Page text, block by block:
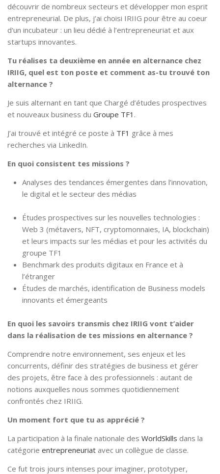
découvrir de nombreux secteurs et développer mon esprit
entrepreneurial. De plus, j’ai choisi IRIIG pour être au coeur
d'un incubateur : un lieu dédié à l’entrepreneuriat et aux
startups innovantes.
Tu réalises ta deuxième en année en alternance chez
IRIIG, quel est ton poste et comment as-tu trouvé ton
alternance ?
Je suis alternant en tant que Chargé d’études prospectives
et nouveaux business du Groupe TF1 .
J’ai trouvé et intégré ce poste à TF1 grâce à mes
recherches via LinkedIn.
En quoi consistent tes missions ?
Analyses des tendances émergentes dans l’innovation,
le digital et le secteur des médias
Études prospectives sur les nouvelles technologies :
Web 3 (métavers, NFT, cryptomonnaies, IA, blockchain)
et leurs impacts sur les médias et pour les activités du
groupe TF1
Benchmark des produits digitaux en France et à
l’étranger
Études de marchés, identification de Business models
innovants et émergeants
En quoi les savoirs transmis chez IRIIG vont t’aider
dans la réalisation de tes missions en alternance ?
Comprendre notre environnement, ses enjeux et les
concurrents, définir des stratégies de business et gérer
des projets, être face à des professionnels : autant de
notions auxquelles nous sommes quotidiennement
confrontés chez IRIIG.
Un moment fort que tu as apprécié ?
La participation à la finale nationale des WorldSkills dans la
catégorie entrepreneuriat avec un collègue de classe.
Ce fut trois jours intenses pour imaginer, prototyper,